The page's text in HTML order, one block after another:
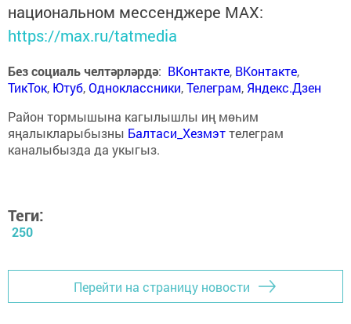
национальном мессенджере MАХ:
https://max.ru/tatmedia
Без социаль челтәрләрдә: ВКонтакте, ВКонтакте,
ТикТок, Ютуб,Одноклассники,Телеграм, Яндекс.Дзен
Район тормышына кагылышлы иң мөһим
яңалыкларыбызны Балтаси_Хезмэттелеграм
каналыбызда да укыгыз.
Теги:
250
Перейти на страницу новости